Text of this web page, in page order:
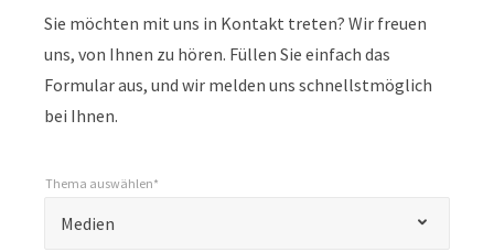
Sie möchten mit uns in Kontakt treten? Wir freuen
uns, von Ihnen zu hören. Füllen Sie einfach das
Formular aus, und wir melden uns schnellstmöglich
bei Ihnen.
Medien
Thema auswählen*